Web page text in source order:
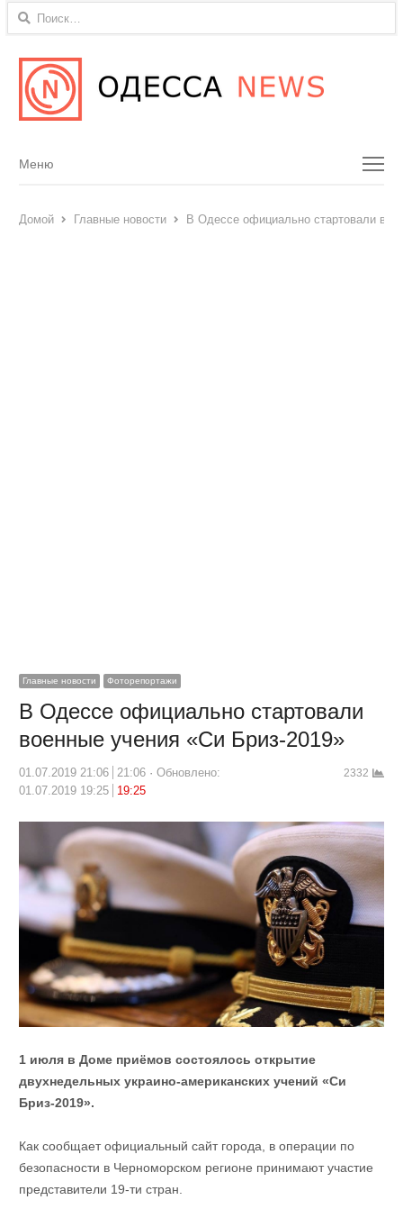
Найти:
Menu
Меню
Домой Главные новости В Одессе официально стартовали
Главные новости Фоторепортажи
В Одессе официально стартовали
военные учения «Си Бриз-2019»
01.07.2019 21:06 21:06
Обновлено:
01.07.2019 19:25
19:25
2332
1 июля в Доме приёмов состоялось открытие
двухнедельных украино-американских учений «Си
Бриз-2019».
Как сообщает официальный сайт города, в операции по
безопасности в Черноморском регионе принимают участие
представители 19-ти стран.